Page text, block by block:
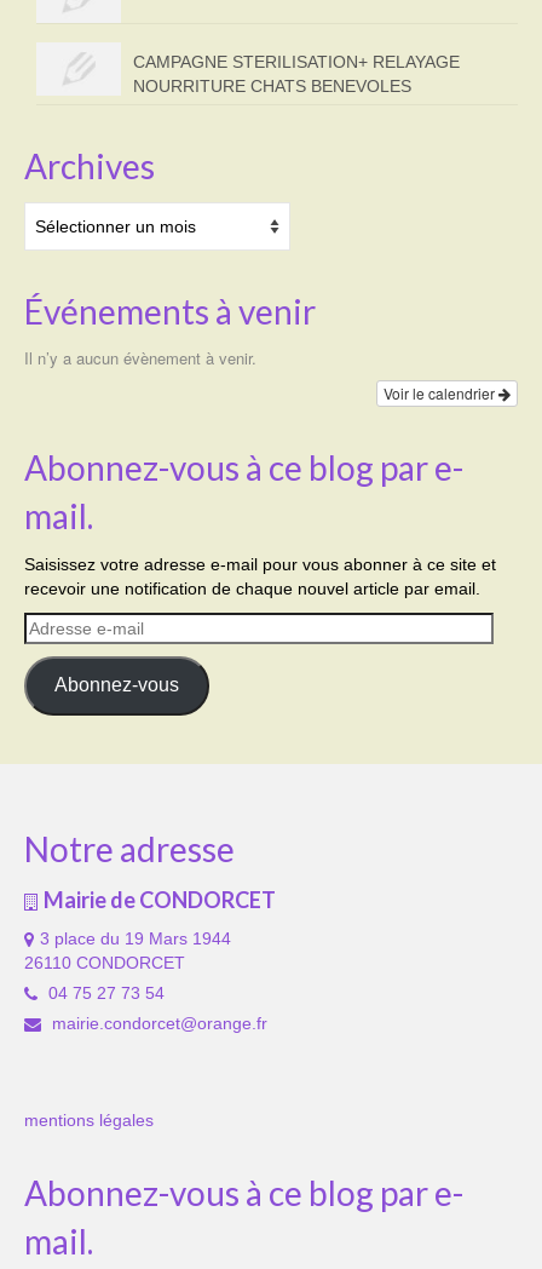
CAMPAGNE STERILISATION+ RELAYAGE
NOURRITURE CHATS BENEVOLES
Archives
Événements à venir
Il n’y a aucun évènement à venir.
Voir le calendrier
Abonnez-vous à ce blog par e-
mail.
Saisissez votre adresse e-mail pour vous abonner à ce site et
recevoir une notification de chaque nouvel article par email.
Adresse
e-
mail
Abonnez-vous
Notre adresse
Mairie de CONDORCET
3 place du 19 Mars 1944
26110 CONDORCET
04 75 27 73 54
mairie.condorcet@orange.fr
mentions légales
Abonnez-vous à ce blog par e-
mail.